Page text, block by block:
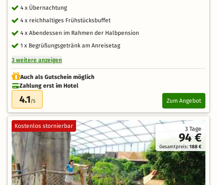
4 x Übernachtung
4 x reichhaltiges Frühstücksbuffet
4 x Abendessen im Rahmen der Halbpension
1 x Begrüßungsgetränk am Anreisetag
3 weitere anzeigen
Auch als Gutschein möglich
Zahlung erst im Hotel
4.1/5 Zum Angebot
Kostenlos stornierbar 3 Tage
94 €
Gesamtpreis: 188 €